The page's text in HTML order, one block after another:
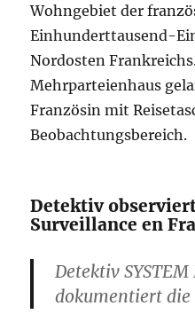
Wohngebiet der
Einhunderttausend-
Nordosten
Mehrparteienhaus
Französin mit
Beobachtungsbereich.
Detektiv
Surveillance en
Detektiv
dokumentiert die